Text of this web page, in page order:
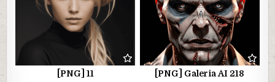
[PNG] 11 [PNG] Galeria AI 218